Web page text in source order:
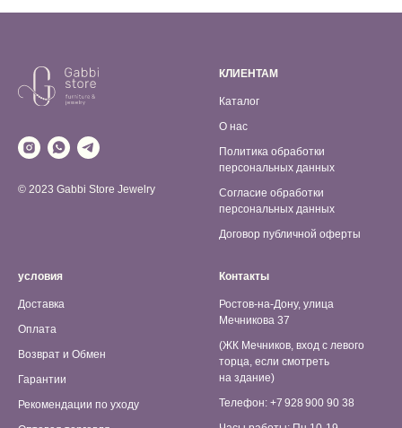
© 2023 Gabbi Store Jewelry
КЛИЕНТАМ
Каталог
О нас
Политика обработки
персональных данных
Согласие обработки
персональных данных
Договор публичной оферты
условия
Доставка
Оплата
Возврат и Обмен
Гарантии
Рекомендации по уходу
Контакты
Ростов-на-Дону, улица
Мечникова 37
(ЖК Мечников, вход с левого
торца, если смотреть
на здание)
Телефон: +7 928 900 90 38